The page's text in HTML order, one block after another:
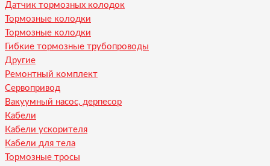
Датчик тормозных колодок
Тормозные колодки
Тормозные колодки
Гибкие тормозные трубопроводы
Другие
Ремонтный комплект
Сервопривод
Вакуумный насос, дерпесор
Кабели
Кабели ускорителя
Кабели для тела
Тормозные тросы